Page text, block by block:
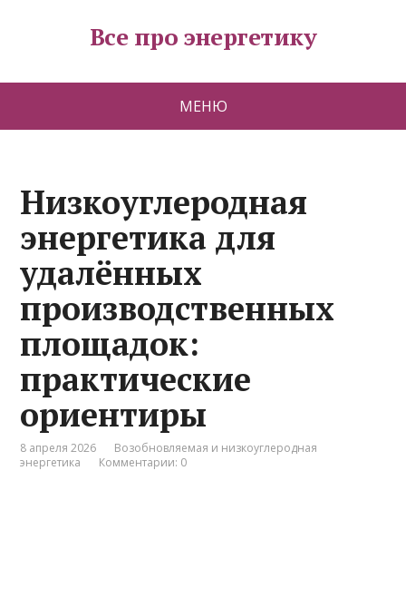
Все про энергетику
МЕНЮ
Низкоуглеродная
энергетика для
удалённых
производственных
площадок:
практические
ориентиры
8 апреля 2026
Возобновляемая и низкоуглеродная
энергетика
Комментарии: 0